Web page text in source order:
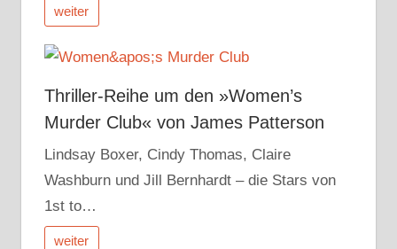
weiter
Thriller-Reihe um den »Women’s
Murder Club« von James Patterson
Lindsay Boxer, Cindy Thomas, Claire
Washburn und Jill Bernhardt – die Stars von
1st to…
weiter